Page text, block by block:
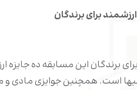
براى برندگان
برندگان این مسابقه ده
است. همچنین جوایزى مادى و